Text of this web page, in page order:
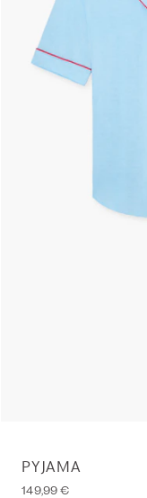
PYJAMA
149,99 €